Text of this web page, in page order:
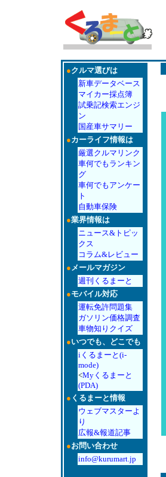
●クルマ選びは
新車データベース
マイカー採点簿
試乗記検索エンジ
ン
国産車サマリー
●カーライフ情報は
厳選クルマリンク
車何でもランキン
グ
車何でもアンケー
ト
自動車保険
●業界情報は
ニュース&トピッ
クス
コラム&レビュー
●メールマガジン
週刊くるまーと
●モバイル対応
運転免許問題集
ガソリン価格調査
車物知りクイズ
●いつでも、どこでも
iくるまーと(i-
mode)
<Myくるまーと
(PDA)
● くるまーと情報
ウェブマスターよ
り
広報&報道記事
●お問い合わせ
info@kurumart.jp